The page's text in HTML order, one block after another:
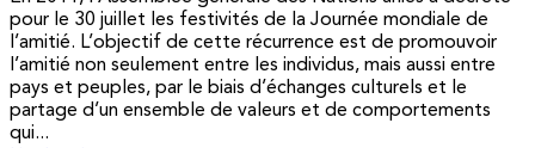
pour le 30 juillet les festivités de la Journée mondiale de
l’amitié. L’objectif de cette récurrence est de promouvoir
l’amitié non seulement entre les individus, mais aussi entre
pays et peuples, par le biais d’échanges culturels et le
partage d’un ensemble de valeurs et de comportements
qui...